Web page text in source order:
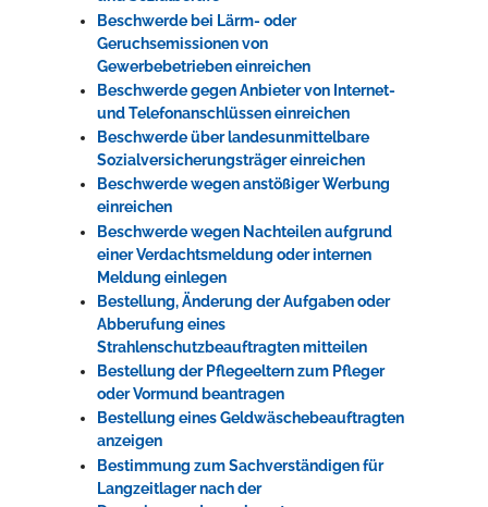
Beschwerde bei Lärm- oder
Geruchsemissionen von
Gewerbebetrieben einreichen
Beschwerde gegen Anbieter von Internet-
und Telefonanschlüssen einreichen
Beschwerde über landesunmittelbare
Sozialversicherungsträger einreichen
Beschwerde wegen anstößiger Werbung
einreichen
Beschwerde wegen Nachteilen aufgrund
einer Verdachtsmeldung oder internen
Meldung einlegen
Bestellung, Änderung der Aufgaben oder
Abberufung eines
Strahlenschutzbeauftragten mitteilen
Bestellung der Pflegeeltern zum Pfleger
oder Vormund beantragen
Bestellung eines Geldwäschebeauftragten
anzeigen
Bestimmung zum Sachverständigen für
Langzeitlager nach der